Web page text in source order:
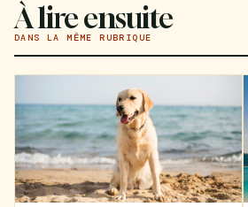
À lire ensuite
DANS LA MÊME RUBRIQUE